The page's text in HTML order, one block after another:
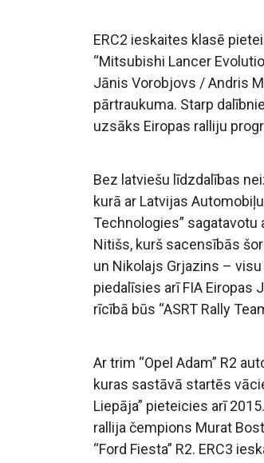
ERC2 ieskaites klasē
“Mitsubishi Lancer
Jānis Vorobjovs / Andris
pārtraukuma. Starp
uzsāks Eiropas ralliju
Bez latviešu līdzdalības
kurā ar Latvijas
Technologies”
Nitišs, kurš sacensībās
un Nikolajs Grjazins –
piedalīsies arī FIA Eiropas
rīcībā būs “ASRT Rally
Ar trim “Opel Adam” R2
kuras sastāvā startēs
Liepāja” pieteicies arī
rallija čempions Murat
“Ford Fiesta” R2. ERC3